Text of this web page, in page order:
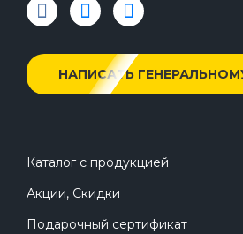
НАПИСАТЬ
Каталог с продукцией
Акции, Скидки
Подарочный сертификат